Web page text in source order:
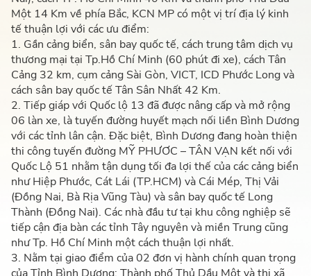
Một 14 Km về phía Bắc, KCN MP có một vị trí địa lý kinh
tế thuận lợi với các ưu điểm:
1. Gần cảng biển, sân bay quốc tế, cách trung tâm dịch vụ
thương mại tại Tp.Hồ Chí Minh (60 phút đi xe), cách Tân
Cảng 32 km, cụm cảng Sài Gòn, VICT, ICD Phước Long và
cách sân bay quốc tế Tân Sân Nhất 42 Km.
2. Tiếp giáp với Quốc lộ 13 đã được nâng cấp và mở rộng
06 làn xe, là tuyến đường huyết mạch nối liền Bình Dương
với các tỉnh lân cận. Đặc biệt, Bình Dương đang hoàn thiện
thi công tuyến đường MỸ PHƯƠC – TÂN VẠN kết nối với
Quốc Lộ 51 nhằm tận dụng tối đa lợi thế của các cảng biển
như Hiệp Phước, Cát Lái (TP.HCM) và Cái Mép, Thị Vải
(Đồng Nai, Bà Rịa Vũng Tàu) và sân bay quốc tế Long
Thành (Đồng Nai). Các nhà đầu tư tại khu công nghiệp sẽ
tiếp cận địa bàn các tỉnh Tây nguyên và miền Trung cũng
như Tp. Hồ Chí Minh một cách thuận lợi nhất.
3. Nằm tại giao điểm của 02 đơn vị hành chính quan trọng